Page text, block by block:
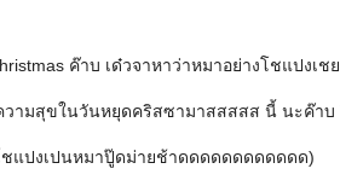
ค๊าบ เด๋วจาหาว่าหมาอย่างโชแปงเช
วามสุขในวันหยุดคริสซามาสสสสส นี้ นะค๊าบ
แปงเปนหมาปู๊ดม่ายช้าดดดดดดดดดดดด)